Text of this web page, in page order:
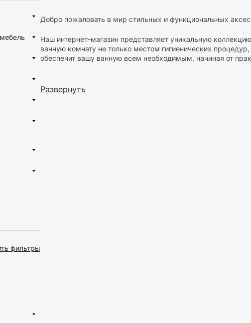
фильтры
Добро пожаловать в мир стильных и функциональных
Наш интернет-магазин представляет уникальную
ванную комнату не только местом гигиенических
обеспечит вашу ванную всем необходимым, начиная от
Развернуть